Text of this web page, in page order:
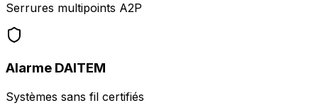
Serrures multipoints A2P
Alarme DAITEM
Systèmes sans fil certifiés